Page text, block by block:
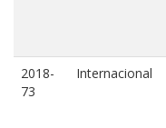
2018-
73
Internacional